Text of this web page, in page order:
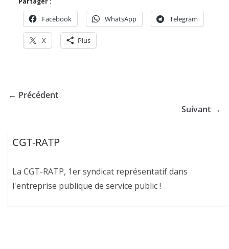
Facebook WhatsApp Telegram
X Plus
← Précédent
Suivant →
CGT-RATP
La CGT-RATP, 1er syndicat représentatif dans
l'entreprise publique de service public !